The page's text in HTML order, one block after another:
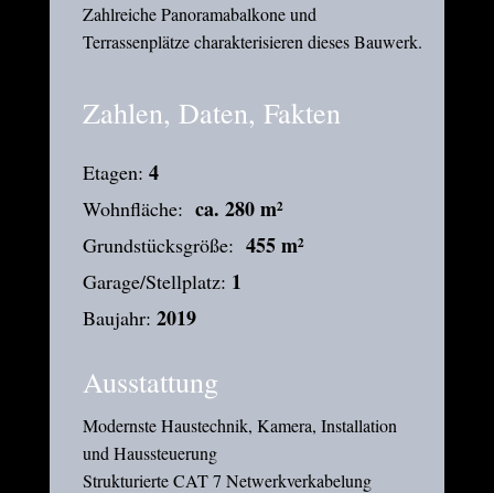
Zahlreiche Panoramabalkone und
Terrassenplätze charakterisieren dieses Bauwerk.
Zahlen, Daten, Fakten
Etagen: 4
Wohnfläche: ca. 280 m²
Grundstücksgröße: 455 m²
Garage/Stellplatz: 1
Baujahr: 2019
Ausstattung
Modernste Haustechnik, Kamera, Installation
und Haussteuerung
Strukturierte CAT 7 Netwerkverkabelung